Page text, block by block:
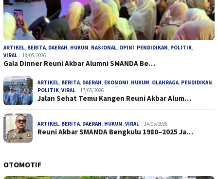
ARTIKEL, BERITA, DAERAH, HUKUM, NASIONAL, OPINI, PENDIDIKAN, POLITIK,
VIRAL
18/05/2026
Gala Dinner Reuni Akbar Alumni SMANDA Be…
ARTIKEL, BERITA, DAERAH, EKONOMI, HUKUM, OLAHRAGA, PENDIDIKAN,
POLITIK, VIRAL 17/05/2026
Jalan Sehat Temu Kangen Reuni Akbar Alum…
ARTIKEL, BERITA, DAERAH, HUKUM, VIRAL 14/05/2026
Reuni Akbar SMANDA Bengkulu 1980–2025 Ja…
OTOMOTIF